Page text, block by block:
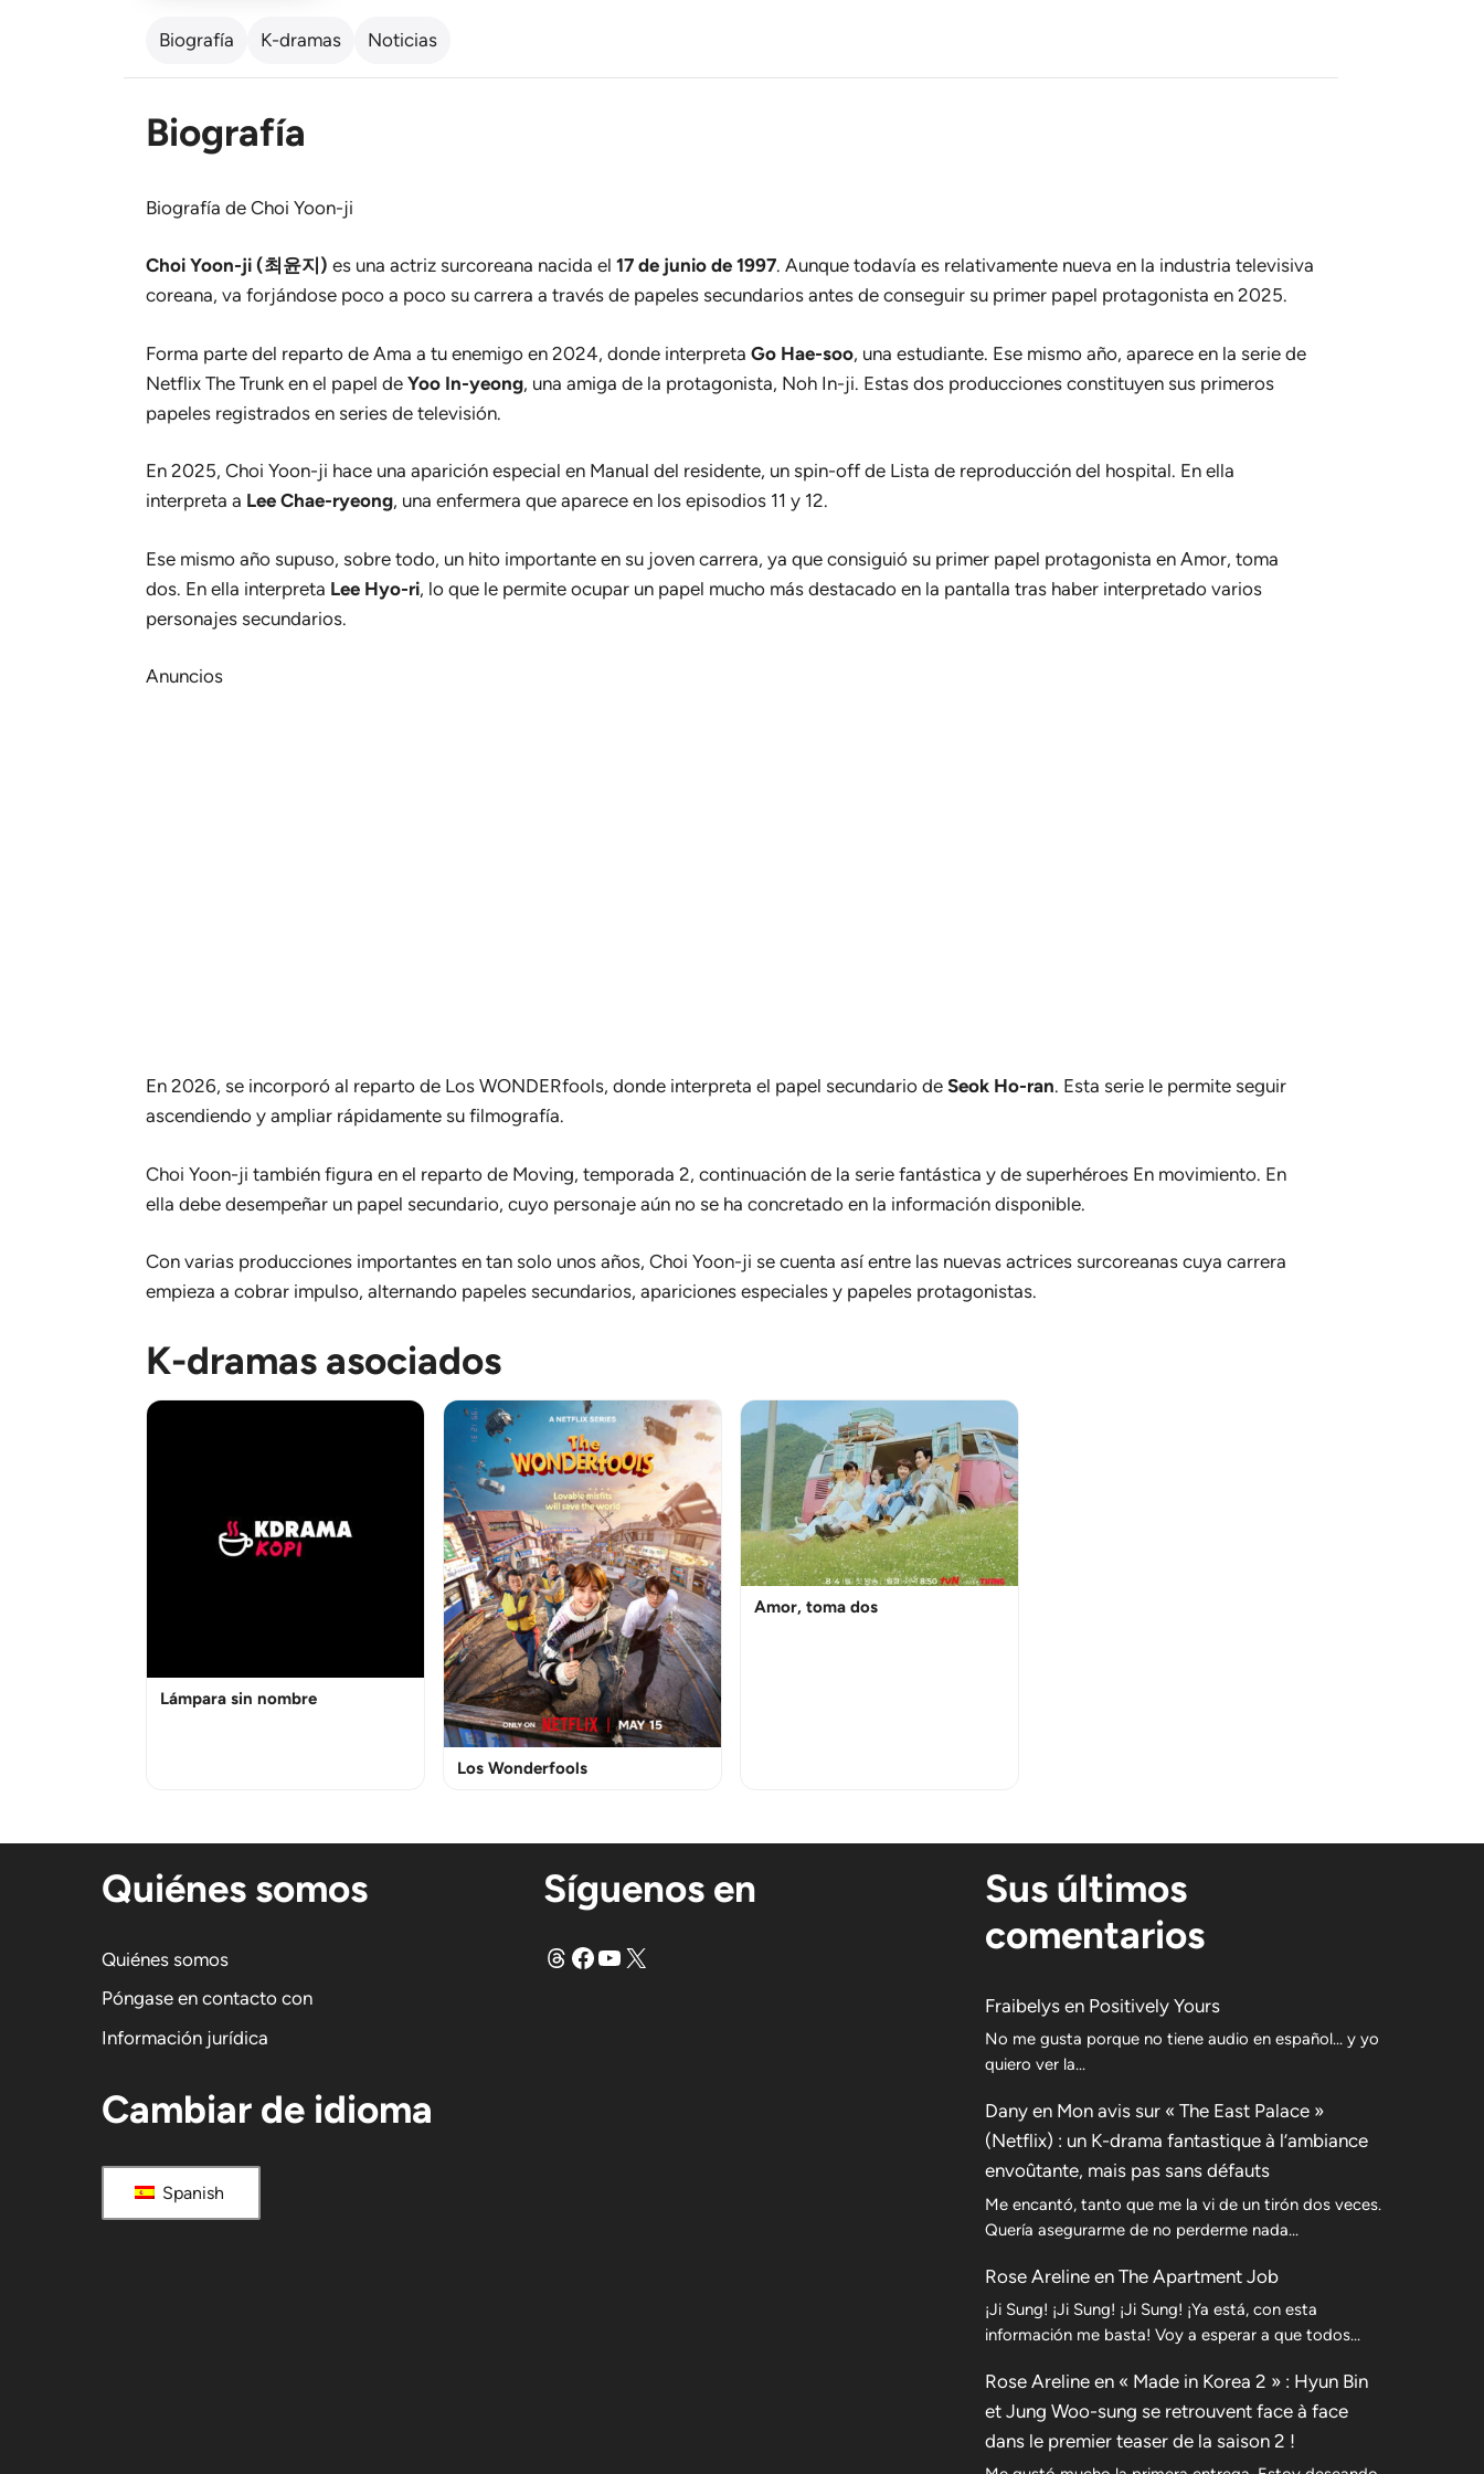
Biografía K-dramas Noticias
Biografía
Biografía de Choi Yoon-ji
Choi Yoon-ji (최윤지) es una actriz surcoreana nacida el 17 de junio de 1997. Aunque todavía es relativamente nueva en la industria televisiva
coreana, va forjándose poco a poco su carrera a través de papeles secundarios antes de conseguir su primer papel protagonista en 2025.
Forma parte del reparto de Ama a tu enemigo en 2024, donde interpreta Go Hae-soo, una estudiante. Ese mismo año, aparece en la serie de
Netflix The Trunk en el papel de Yoo In-yeong, una amiga de la protagonista, Noh In-ji. Estas dos producciones constituyen sus primeros
papeles registrados en series de televisión.
En 2025, Choi Yoon-ji hace una aparición especial en Manual del residente, un spin-off de Lista de reproducción del hospital. En ella
interpreta a Lee Chae-ryeong, una enfermera que aparece en los episodios 11 y 12.
Ese mismo año supuso, sobre todo, un hito importante en su joven carrera, ya que consiguió su primer papel protagonista en Amor, toma
dos. En ella interpreta Lee Hyo-ri, lo que le permite ocupar un papel mucho más destacado en la pantalla tras haber interpretado varios
personajes secundarios.
Anuncios
En 2026, se incorporó al reparto de Los WONDERfools, donde interpreta el papel secundario de Seok Ho-ran. Esta serie le permite seguir
ascendiendo y ampliar rápidamente su filmografía.
Choi Yoon-ji también figura en el reparto de Moving, temporada 2, continuación de la serie fantástica y de superhéroes En movimiento. En
ella debe desempeñar un papel secundario, cuyo personaje aún no se ha concretado en la información disponible.
Con varias producciones importantes en tan solo unos años, Choi Yoon-ji se cuenta así entre las nuevas actrices surcoreanas cuya carrera
empieza a cobrar impulso, alternando papeles secundarios, apariciones especiales y papeles protagonistas.
K-dramas asociados
Lámpara sin nombre
Los Wonderfools
Amor, toma dos
Quiénes somos
Quiénes somos
Póngase en contacto con
Información jurídica
Cambiar de idioma
Spanish
Síguenos en
Hilos
Facebook
YouTube
X
Sus últimos
comentarios
Fraibelys en Positively Yours
No me gusta porque no tiene audio en español... y yo
quiero ver la...
Dany en Mon avis sur « The East Palace »
(Netflix) : un K-drama fantastique à l’ambiance
envoûtante, mais pas sans défauts
Me encantó, tanto que me la vi de un tirón dos veces.
Quería asegurarme de no perderme nada…
Rose Areline en The Apartment Job
¡Ji Sung! ¡Ji Sung! ¡Ji Sung! ¡Ya está, con esta
información me basta! Voy a esperar a que todos…
Rose Areline en « Made in Korea 2 » : Hyun Bin
et Jung Woo-sung se retrouvent face à face
dans le premier teaser de la saison 2 !